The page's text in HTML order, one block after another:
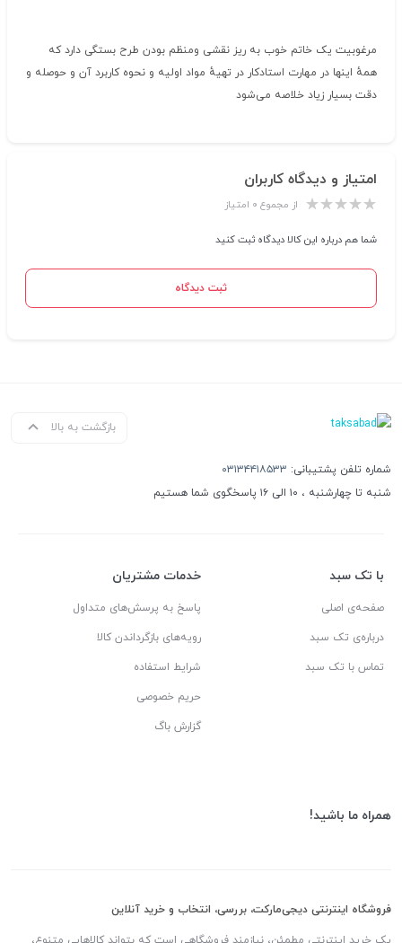
مرغوبیت یک خاتم خوب به ریز نقشی ومنظم بودن طرح بستگی دارد که
همهٔ اینها در مهارت استادکار در تهیهٔ مواد اولیه و نحوه کاربرد آن و حوصله و
دقت بسیار زیاد خلاصه می‌شود
امتیاز و دیدگاه کاربران
از مجموع ۰ امتیاز
شما هم درباره این کالا دیدگاه ثبت کنید
ثبت دیدگاه
بازگشت به بالا
شماره تلفن پشتیبانی: ۰۳۱۳۴۴۱۸۵۳۳
شنبه تا چهارشنبه ، ۱۰ الی ۱۶ پاسخگوی شما هستیم
با تک سبد
صفحه‌ی اصلی
درباره‌ی تک سبد
تماس با تک سبد
خدمات مشتریان
پاسخ به پرسش‌های متداول
رویه‌های بازگرداندن کالا
شرایط استفاده
حریم خصوصی
گزارش باگ
همراه ما باشید!
فروشگاه اینترنتی دیجی‌مارکت، بررسی، انتخاب و خرید آنلاین